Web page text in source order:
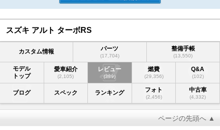
スズキ アルト ターボRS
カスタム情報 パーツ
(17,704)
整備手帳
(13,550)
モデル
トップ
愛車紹介
(2,105)
レビュー
(389)
燃費
(29,356)
Q&A
(102)
ブログ スペック ランキング フォト
(2,456)
中古車
(4,332)
ページの先頭へ ▲